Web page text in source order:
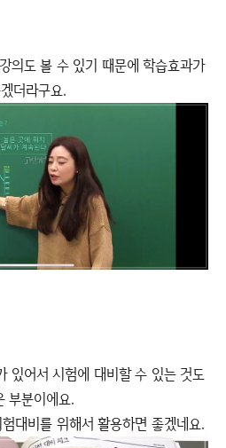
의도 볼 수 있기 때문에 학습효과가
더라구요.
있어서 시험에 대비할 수 있는 것도
부분이에요.
대비를 위해서 활용하면 좋겠네요.